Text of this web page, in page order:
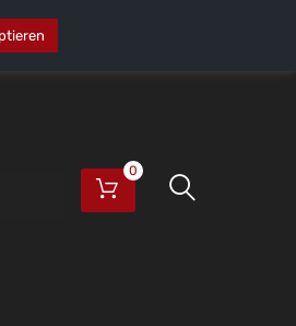
0